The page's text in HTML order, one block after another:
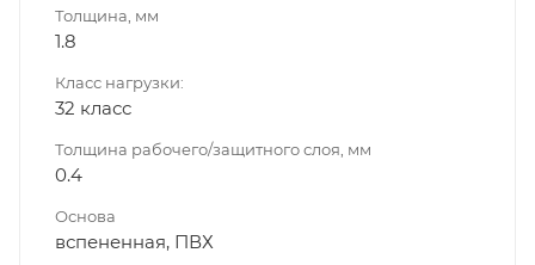
Толщина, мм
1.8
Класс нагрузки:
32 класс
Толщина рабочего/защитного слоя, мм
0.4
Основа
вспененная, ПВХ